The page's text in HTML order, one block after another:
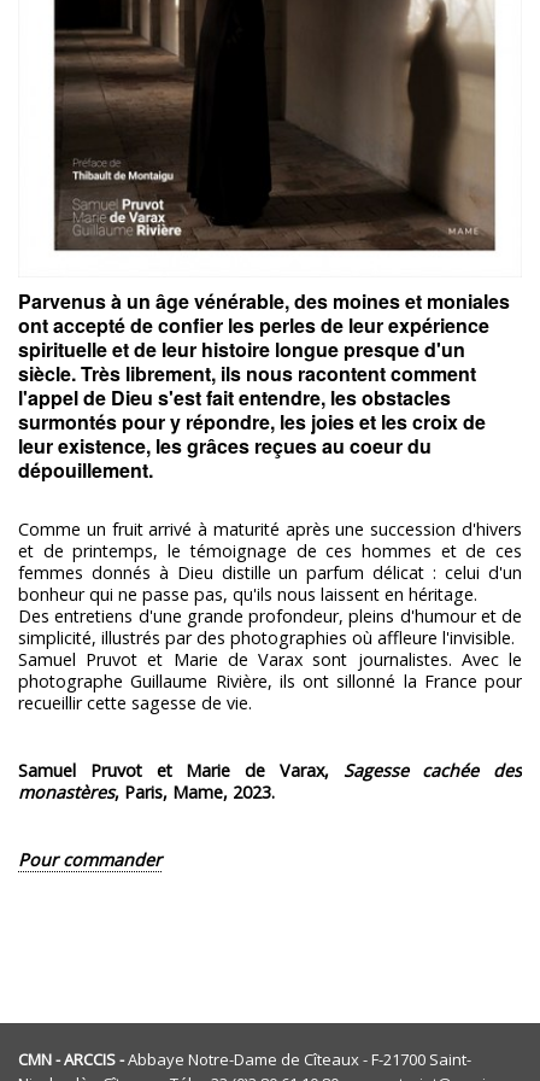
Parvenus à un âge vénérable, des moines et moniales
ont accepté de confier les perles de leur expérience
spirituelle et de leur histoire longue presque d'un
siècle. Très librement, ils nous racontent comment
l'appel de Dieu s'est fait entendre, les obstacles
surmontés pour y répondre, les joies et les croix de
leur existence, les grâces reçues au coeur du
dépouillement.
Comme un fruit arrivé à maturité après une succession d'hivers
et de printemps, le témoignage de ces hommes et de ces
femmes donnés à Dieu distille un parfum délicat : celui d'un
bonheur qui ne passe pas, qu'ils nous laissent en héritage.
Des entretiens d'une grande profondeur, pleins d'humour et de
simplicité, illustrés par des photographies où affleure l'invisible.
Samuel Pruvot et Marie de Varax sont journalistes. Avec le
photographe Guillaume Rivière, ils ont sillonné la France pour
recueillir cette sagesse de vie.
Samuel Pruvot et Marie de Varax, Sagesse cachée des
monastères, Paris, Mame, 2023.
Pour commander
CMN - ARCCIS -Abbaye Notre-Dame de Cîteaux - F-21700 Saint-